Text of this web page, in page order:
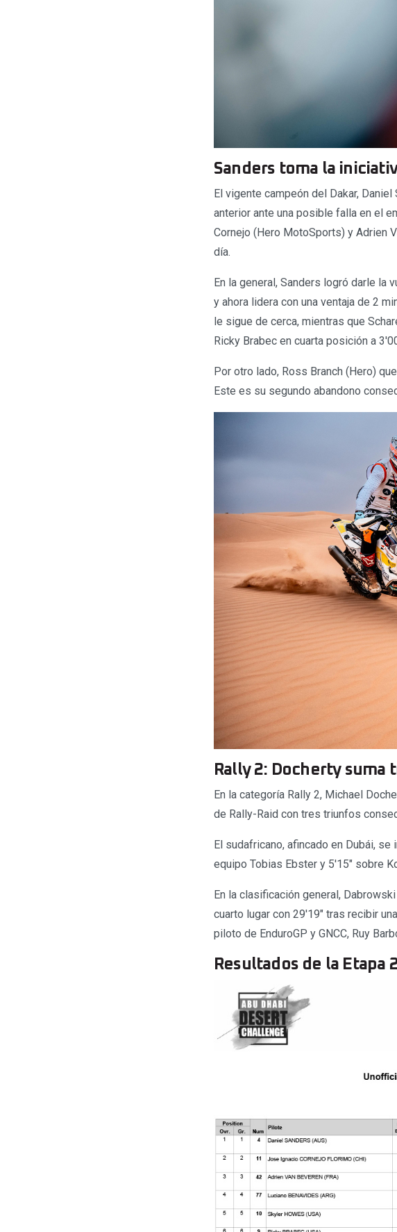
Sanders toma la
El vigente campeón del Dakar,
anterior ante una posible falla en el
Cornejo (Hero MotoSports) y Adrien
día.
En la general, Sanders logró darle la
y ahora lidera con una ventaja de 2
le sigue de cerca, mientras que
Ricky Brabec en cuarta posición a
Por otro lado, Ross Branch (Hero)
Este es su segundo abandono
Rally 2: Docherty suma
En la categoría Rally 2, Michael
de Rally-Raid con tres triunfos
El sudafricano, afincado en Dubái,
equipo Tobias Ebster y 5′15″ sobre
En la clasificación general,
cuarto lugar con 29′19″ tras recibir
piloto de EnduroGP y GNCC, Ruy
Resultados de la Etapa